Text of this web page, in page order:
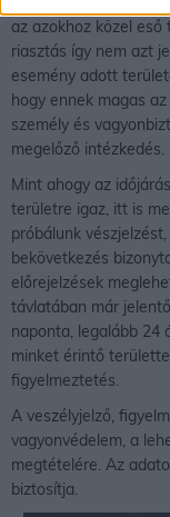
az azokhoz közel
riasztás így nem azt
esemény adott
hogy ennek magas
személy és
megelőző intézkedés.
Mint ahogy az
területre igaz, itt is
próbálunk
bekövetkezés
előrejelzések
távlatában már
naponta, legalább 24
minket érintő
figyelmeztetés.
A veszélyjelző,
vagyonvédelem, a
megtételére. Az
biztosítja.